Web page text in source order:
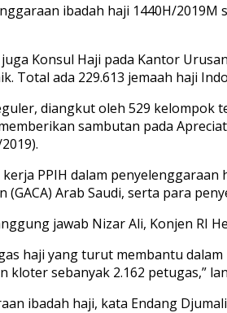
ibadah haji 1440H/
Konsul Haji pada Kantor
Total ada 229.613 jemaah haji
diangkut oleh 529 kelompok
sambutan pada
PPIH dalam
(GACA) Arab Saudi, serta para
jawab Nizar Ali, Konjen RI
haji yang turut membantu
kloter sebanyak 2.162 petugas,”
ibadah haji, kata Endang